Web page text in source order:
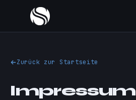
Zurück zur Startseite
Impressum